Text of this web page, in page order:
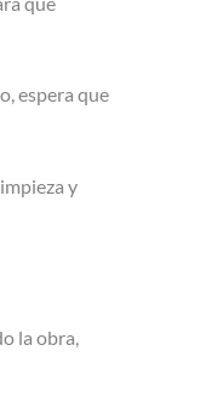
espera que
y
la obra,